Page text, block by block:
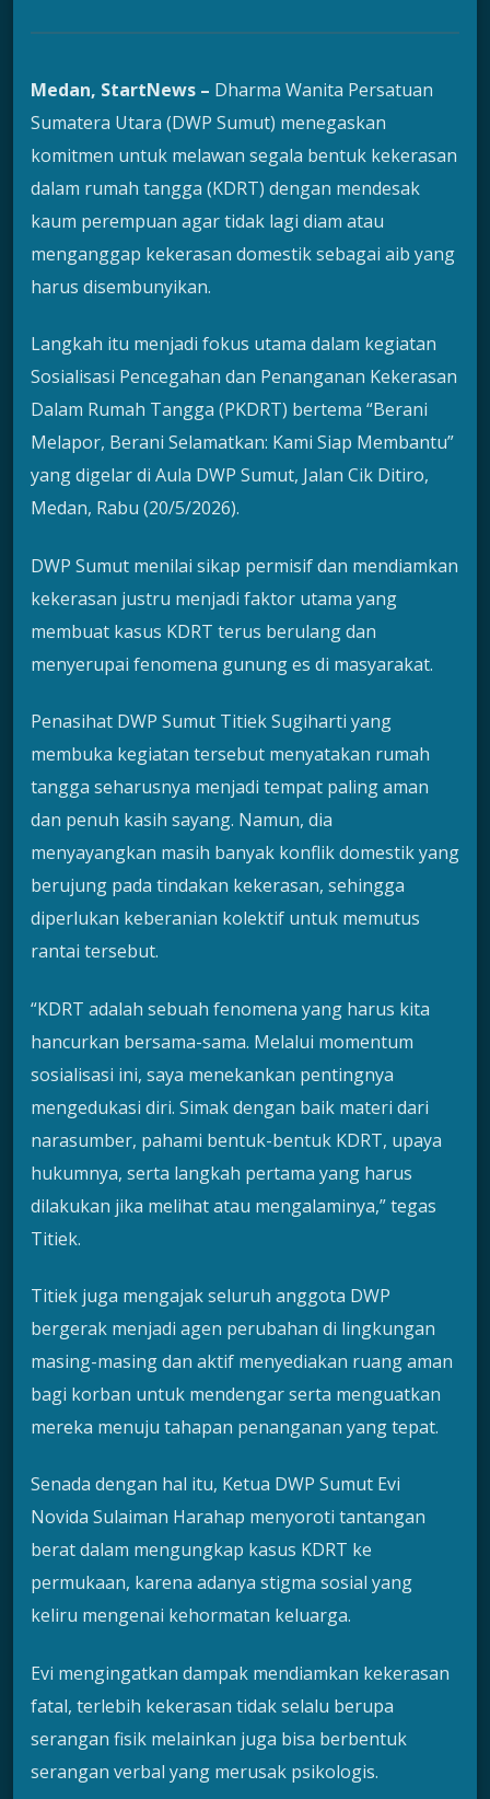
Medan, StartNews – Dharma Wanita Persatuan
Sumatera Utara (DWP Sumut) menegaskan
komitmen untuk melawan segala bentuk kekerasan
dalam rumah tangga (KDRT) dengan mendesak
kaum perempuan agar tidak lagi diam atau
menganggap kekerasan domestik sebagai aib yang
harus disembunyikan.
Langkah itu menjadi fokus utama dalam kegiatan
Sosialisasi Pencegahan dan Penanganan Kekerasan
Dalam Rumah Tangga (PKDRT) bertema “Berani
Melapor, Berani Selamatkan: Kami Siap Membantu”
yang digelar di Aula DWP Sumut, Jalan Cik Ditiro,
Medan, Rabu (20/5/2026).
DWP Sumut menilai sikap permisif dan mendiamkan
kekerasan justru menjadi faktor utama yang
membuat kasus KDRT terus berulang dan
menyerupai fenomena gunung es di masyarakat.
Penasihat DWP Sumut Titiek Sugiharti yang
membuka kegiatan tersebut menyatakan rumah
tangga seharusnya menjadi tempat paling aman
dan penuh kasih sayang. Namun, dia
menyayangkan masih banyak konflik domestik yang
berujung pada tindakan kekerasan, sehingga
diperlukan keberanian kolektif untuk memutus
rantai tersebut.
“KDRT adalah sebuah fenomena yang harus kita
hancurkan bersama-sama. Melalui momentum
sosialisasi ini, saya menekankan pentingnya
mengedukasi diri. Simak dengan baik materi dari
narasumber, pahami bentuk-bentuk KDRT, upaya
hukumnya, serta langkah pertama yang harus
dilakukan jika melihat atau mengalaminya,” tegas
Titiek.
Titiek juga mengajak seluruh anggota DWP
bergerak menjadi agen perubahan di lingkungan
masing-masing dan aktif menyediakan ruang aman
bagi korban untuk mendengar serta menguatkan
mereka menuju tahapan penanganan yang tepat.
Senada dengan hal itu, Ketua DWP Sumut Evi
Novida Sulaiman Harahap menyoroti tantangan
berat dalam mengungkap kasus KDRT ke
permukaan, karena adanya stigma sosial yang
keliru mengenai kehormatan keluarga.
Evi mengingatkan dampak mendiamkan kekerasan
fatal, terlebih kekerasan tidak selalu berupa
serangan fisik melainkan juga bisa berbentuk
serangan verbal yang merusak psikologis.